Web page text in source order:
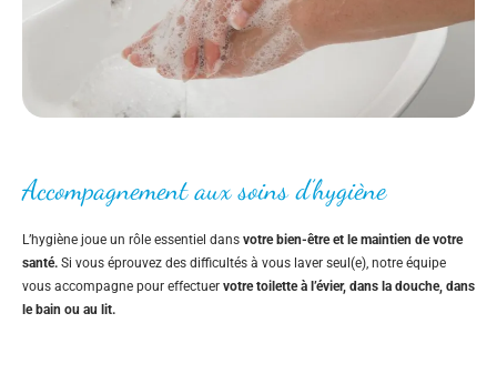
Accompagnement aux soins d’hygiène
L’hygiène joue un rôle essentiel dans votre bien-être et le maintien de votre
santé. Si vous éprouvez des difficultés à vous laver seul(e), notre équipe
vous accompagne pour effectuer votre toilette à l’évier, dans la douche, dans
le bain ou au lit.